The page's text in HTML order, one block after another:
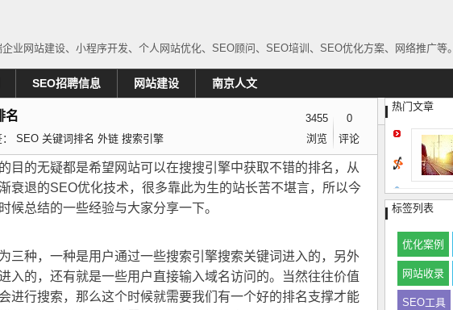
业网站建设、小程序开发、个人网站优化、SEO顾问、SEO培训、SEO优化方案、网络推广等。
SEO招聘信息 网站建设 南京人文
名
3455
浏览
0
评论
名
SEO 关键词排名 外链 搜索引擎
目的无疑都是希望网站可以在搜搜引擎中获取不错的排名，从
衰退的SEO优化技术，很多靠此为生的站长苦不堪言，所以今
候总结的一些经验与大家分享一下。
种，一种是用户通过一些搜索引擎搜索关键词进入的，另外
入的，还有就是一些用户直接输入域名访问的。当然往往价值
进行搜索，那么这个时候就需要我们有一个好的排名支撑才能
热门文章
标签列表
优化案例
网站收录
SEO工具